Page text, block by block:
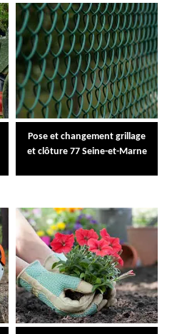
Pose et changement grillage
et clôture 77 Seine-et-Marne